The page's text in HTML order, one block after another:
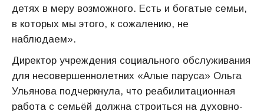
детях в меру возможного. Есть и богатые семьи,
в которых мы этого, к сожалению, не
наблюдаем».
Директор учреждения социального обслуживания
для несовершеннолетних «Алые паруса» Ольга
Ульянова подчеркнула, что реабилитационная
работа с семьёй должна строиться на духовно-